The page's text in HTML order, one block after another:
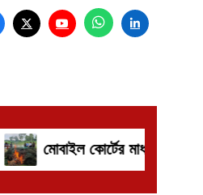
নদীতে ৩০০ মিটার চায়না জাল জব্দ